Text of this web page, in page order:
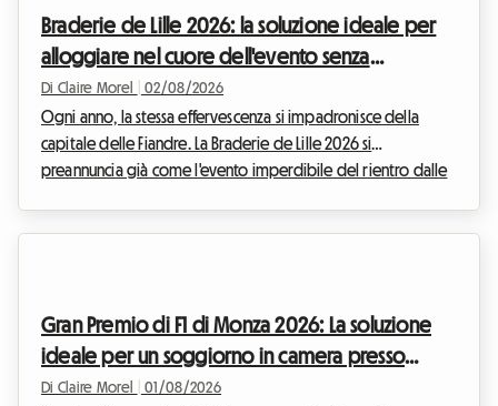
questa delusione in...
Braderie de Lille 2026: la soluzione ideale per
alloggiare nel cuore dell'evento senza
spendere una fortuna
Di Claire Morel 02/08/2026
Ogni anno, la stessa effervescenza si impadronisce della
capitale delle Fiandre. La Braderie de Lille 2026 si
preannuncia già come l'evento imperdibile del rientro dalle
un posto dove dormire diventa rapidame...
Gran Premio di F1 di Monza 2026: La soluzione
ideale per un soggiorno in camera presso
l'ospite senza spendere una fortuna con
Di Claire Morel 01/08/2026